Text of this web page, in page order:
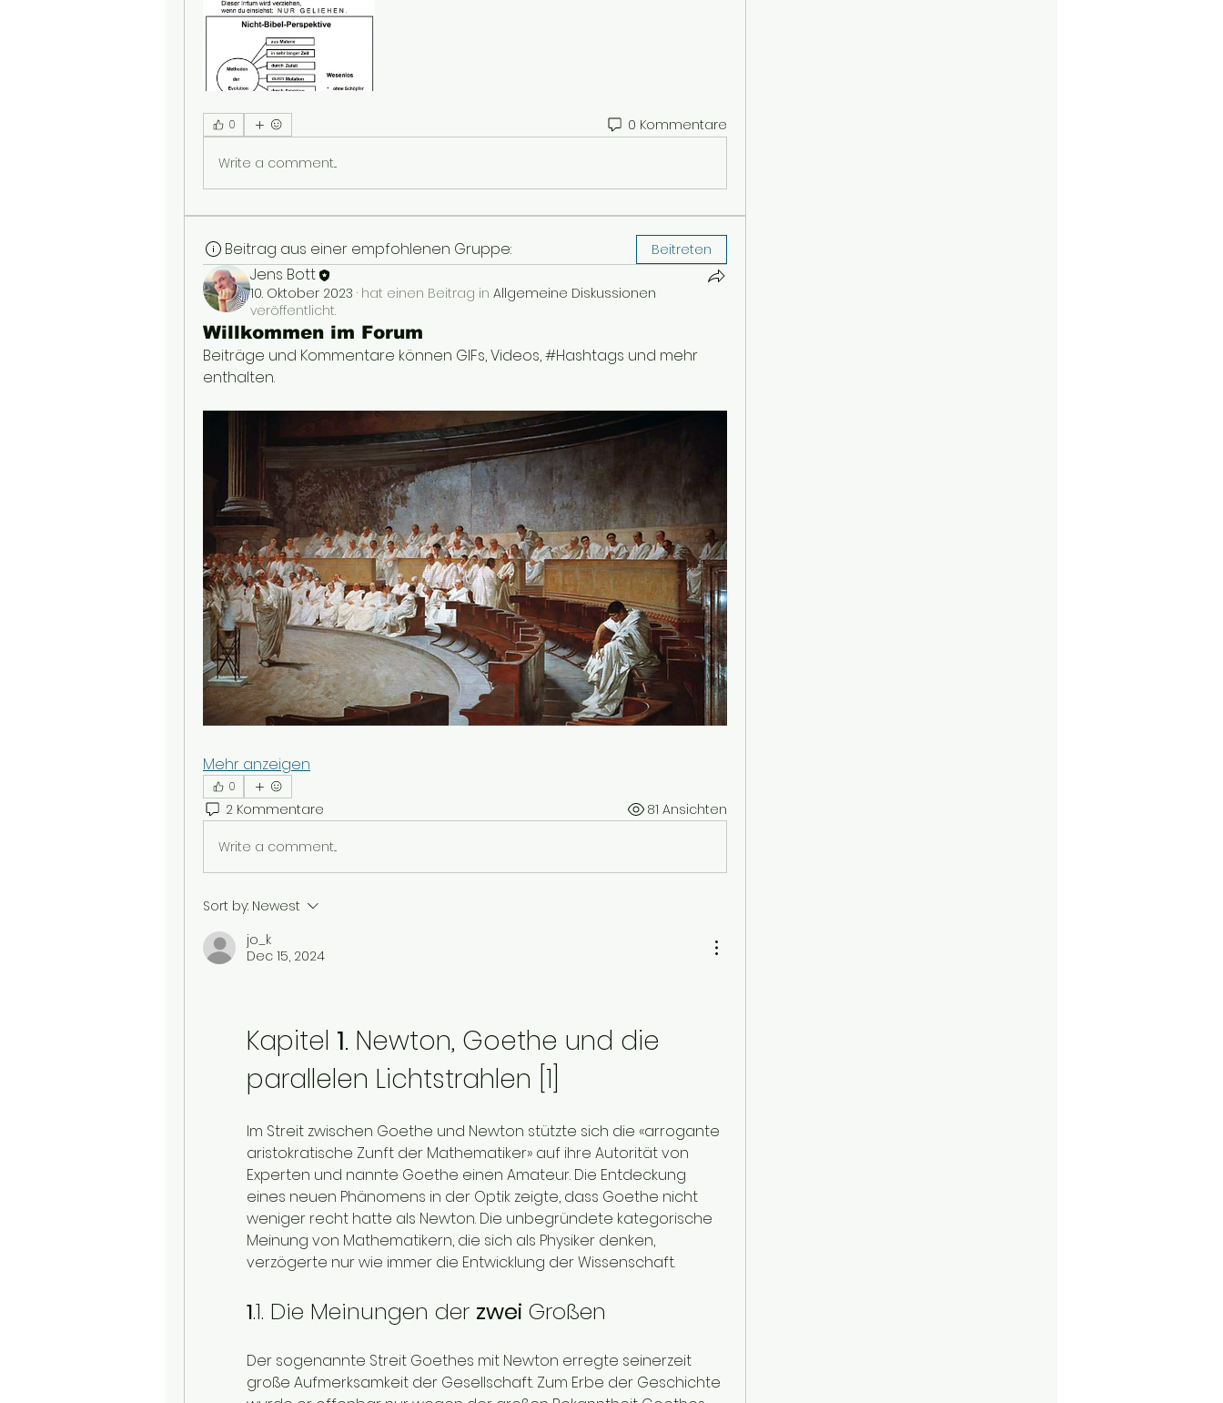
0 0 Kommentare
Write a comment...
Beitrag aus einer empfohlenen Gruppe: Beitreten
Jens Bott
10. Oktober 2023 · hat einen Beitrag in Allgemeine Diskussionen
veröffentlicht.
Willkommen im Forum
Beiträge und Kommentare können GIFs, Videos, #Hashtags und mehr
enthalten.
Mehr anzeigen
0
2 Kommentare 81 Ansichten
Write a comment...
Sort by: Newest
jo_k
Dec 15, 2024
Kapitel 1. Newton, Goethe und die
parallelen Lichtstrahlen [1]
Im Streit zwischen Goethe und Newton stützte sich die «arrogante
aristokratische Zunft der Mathematiker» auf ihre Autorität von
Experten und nannte Goethe einen Amateur. Die Entdeckung
eines neuen Phänomens in der Optik zeigte, dass Goethe nicht
weniger recht hatte als Newton. Die unbegründete kategorische
Meinung von Mathematikern, die sich als Physiker denken,
verzögerte nur wie immer die Entwicklung der Wissenschaft.
1.1. Die Meinungen der zwei Großen
Der sogenannte Streit Goethes mit Newton erregte seinerzeit
große Aufmerksamkeit der Gesellschaft. Zum Erbe der Geschichte